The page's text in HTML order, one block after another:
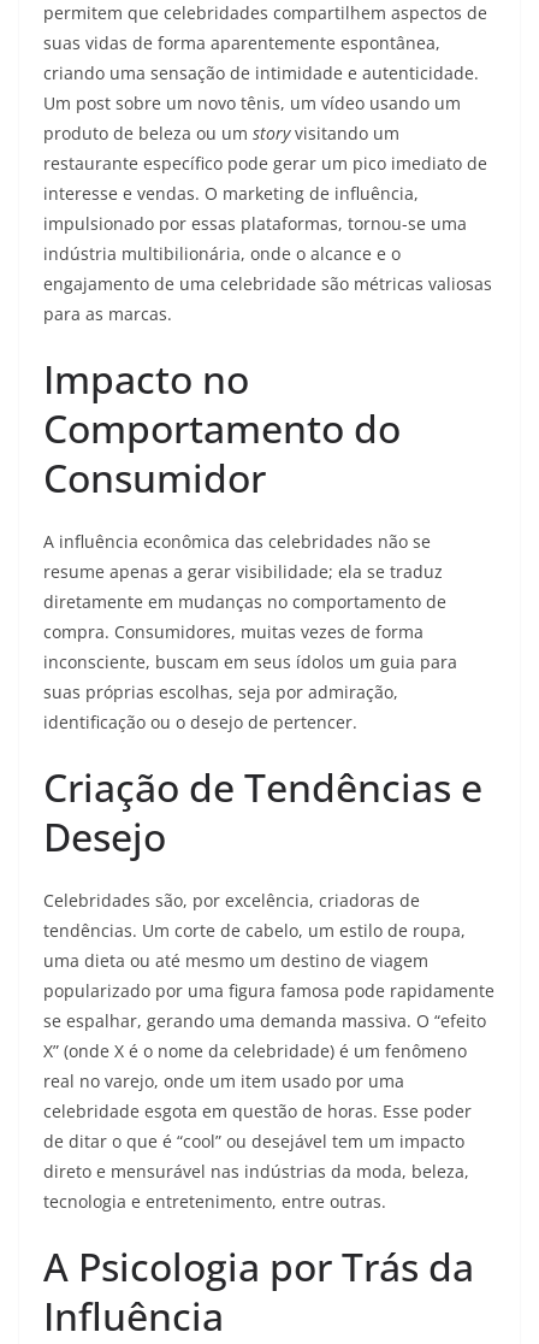
permitem que celebridades compartilhem aspectos de
suas vidas de forma aparentemente espontânea,
criando uma sensação de intimidade e autenticidade.
Um post sobre um novo tênis, um vídeo usando um
produto de beleza ou um storyvisitando um
restaurante específico pode gerar um pico imediato de
interesse e vendas. O marketing de influência,
impulsionado por essas plataformas, tornou-se uma
indústria multibilionária, onde o alcance e o
engajamento de uma celebridade são métricas valiosas
para as marcas.
Impacto no
Comportamento do
Consumidor
A influência econômica das celebridades não se
resume apenas a gerar visibilidade; ela se traduz
diretamente em mudanças no comportamento de
compra. Consumidores, muitas vezes de forma
inconsciente, buscam em seus ídolos um guia para
suas próprias escolhas, seja por admiração,
identificação ou o desejo de pertencer.
Criação de Tendências e
Desejo
Celebridades são, por excelência, criadoras de
tendências. Um corte de cabelo, um estilo de roupa,
uma dieta ou até mesmo um destino de viagem
popularizado por uma figura famosa pode rapidamente
se espalhar, gerando uma demanda massiva. O “efeito
X” (onde X é o nome da celebridade) é um fenômeno
real no varejo, onde um item usado por uma
celebridade esgota em questão de horas. Esse poder
de ditar o que é “cool” ou desejável tem um impacto
direto e mensurável nas indústrias da moda, beleza,
tecnologia e entretenimento, entre outras.
A Psicologia por Trás da
Influência